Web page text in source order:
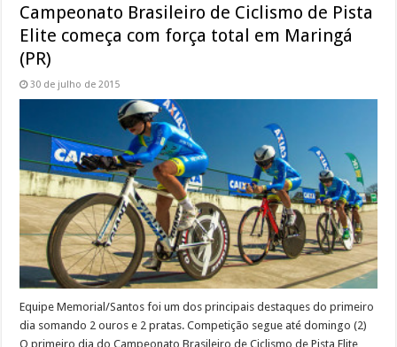
Campeonato Brasileiro de Ciclismo de Pista
Elite começa com força total em Maringá
(PR)
30 de julho de 2015
Equipe Memorial/Santos foi um dos principais destaques do primeiro
dia somando 2 ouros e 2 pratas. Competição segue até domingo (2)
O primeiro dia do Campeonato Brasileiro de Ciclismo de Pista Elite